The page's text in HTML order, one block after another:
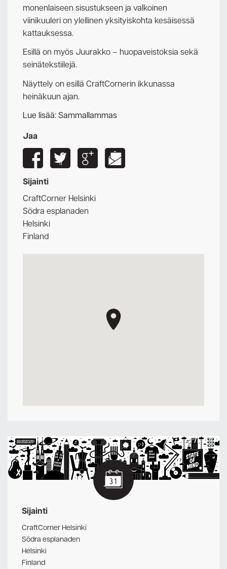
monenlaiseen sisustukseen ja valkoinen
viinikuuleri on ylellinen yksityiskohta kesäisessä
kattauksessa.
Esillä on myös Juurakko – huopaveistoksia sekä
seinätekstiilejä.
Näyttely on esillä CraftCornerin ikkunassa
heinäkuun ajan.
Lue lisää: Sammallammas
Jaa
Sijainti
CraftCorner Helsinki
Södra esplanaden
Helsinki
Finland
Sijainti
CraftCorner Helsinki
Södra esplanaden
Helsinki
Finland